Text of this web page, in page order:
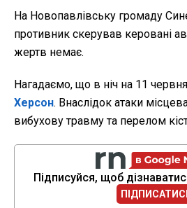
На Новопавлівську громаду
противник скерував керовані
жертв немає.
Нагадаємо, що в ніч на 11 червня
Херсон. Внаслідок атаки
вибухову травму та перелом
Підписуйся, щоб